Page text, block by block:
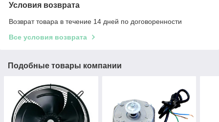
Условия возврата
Возврат товара в течение 14 дней по договоренности
Все условия возврата
Подобные товары компании